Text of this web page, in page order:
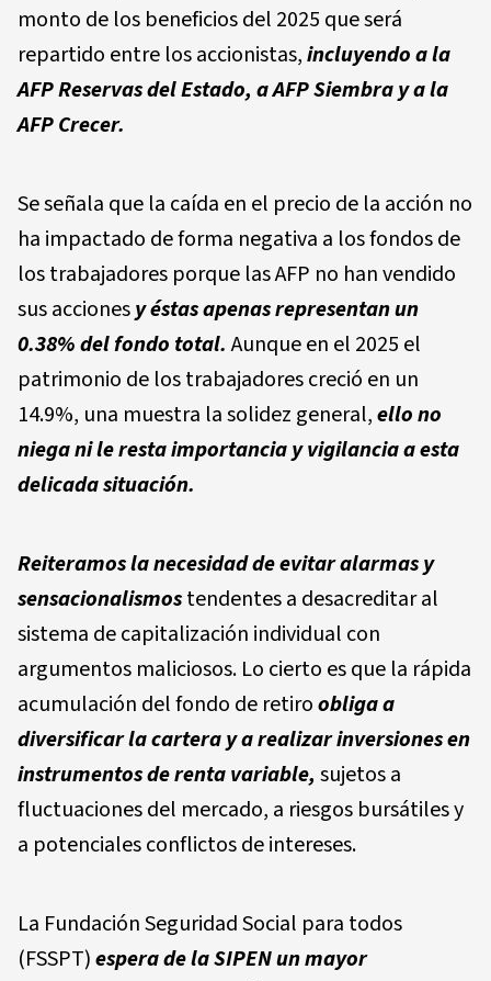
monto de los beneficios del 2025 que será
repartido entre los accionistas,incluyendo a la
AFP Reservas del Estado, a AFP Siembra y a la
AFP Crecer.
Se señala que la caída en el precio de la acción no
ha impactado de forma negativa a los fondos de
los trabajadores porque las AFP no han vendido
sus accionesy éstas apenas representan un
0.38% del fondo total.Aunque en el 2025 el
patrimonio de los trabajadores creció en un
14.9%, una muestra la solidez general,ellono
niega ni le resta importancia y vigilancia a esta
delicada situación.
Reiteramos la necesidad de evitar alarmas y
sensacionalismostendentes a desacreditar al
sistema de capitalización individual con
argumentos maliciosos. Lo cierto es que la rápida
acumulación del fondo de retiroobliga a
diversificar la cartera y a realizar inversiones en
instrumentos de renta variable, sujetos a
fluctuaciones del mercado, a riesgos bursátiles y
a potenciales conflictos de intereses.
La Fundación Seguridad Social para todos
(FSSPT)espera de la SIPEN un mayor